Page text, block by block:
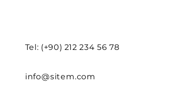
Tel: (+90) 212 234 56 78
info@sitem.com